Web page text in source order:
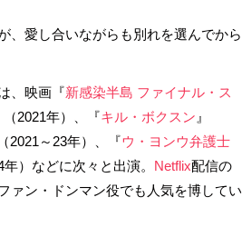
、愛し合いながらも別れを選んでから
、映画『新感染半島 ファイナル・ス
2021年）、『キル・ボクスン 』
2021～23年）、『ウ・ヨンウ弁護士
）などに次々と出演。 Netflix配信の
ァン・ドンマン役でも人気を博してい